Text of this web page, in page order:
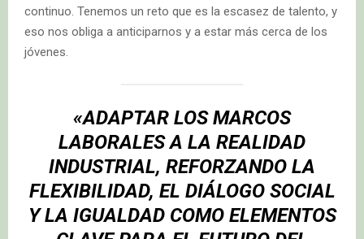
continuo. Tenemos un reto que es la escasez de talento, y
eso nos obliga a anticiparnos y a estar más cerca de los
jóvenes.
«ADAPTAR LOS MARCOS
LABORALES A LA REALIDAD
INDUSTRIAL, REFORZANDO LA
FLEXIBILIDAD, EL DIÁLOGO SOCIAL
Y LA IGUALDAD COMO ELEMENTOS